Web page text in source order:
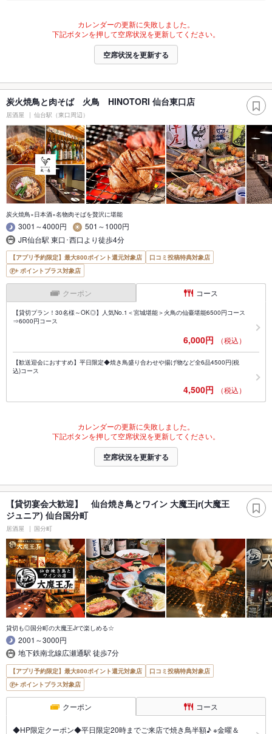
カレンダーの更新に失敗しました。
下記ボタンを押して空席状況を更新してください。
空席状況を更新する
炭火焼鳥と肉そば 火鳥 HINOTORI 仙台東口店
居酒屋 仙台駅（東口周辺）
炭火焼鳥×日本酒×名物肉そばを贅沢に堪能
3001～4000円
501～1000円
JR仙台駅 東口･西口より徒歩4分
【アプリ予約限定】最大800ポイント還元対象店
口コミ投稿特典対象店
ポイントプラス対象店
クーポン コース
【貸切プラン！30名様～OK◎】人気No.1＜宮城堪能＞火鳥の仙臺堪能6500円コース
⇒6000円コース
6,000円 （税込）
【歓送迎会におすすめ】平日限定◆焼き鳥盛り合わせや揚げ物など全6品4500円(税
込)コース
4,500円 （税込）
カレンダーの更新に失敗しました。
下記ボタンを押して空席状況を更新してください。
空席状況を更新する
【貸切宴会大歓迎】 仙台焼き鳥とワイン 大魔王jr(大魔王
ジュニア) 仙台国分町
居酒屋 国分町
貸切も◎国分町の大魔王Jrで楽しめる☆
2001～3000円
地下鉄南北線広瀬通駅 徒歩7分
【アプリ予約限定】最大800ポイント還元対象店
口コミ投稿特典対象店
ポイントプラス対象店
クーポン コース
◆HP限定クーポン◆平日限定20時までご来店で焼き鳥半額♪ ※金曜＆